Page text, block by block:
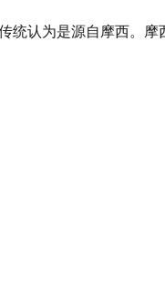
统认为是源自摩西。摩